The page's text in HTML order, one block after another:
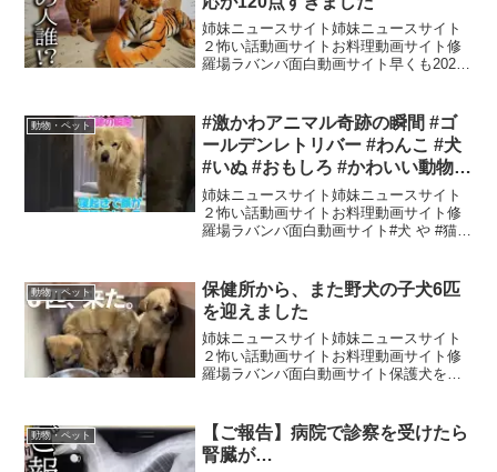
姉妹ニュースサイト姉妹ニュースサイト
２怖い話動画サイトお料理動画サイト修
羅場ラバンバ面白動画サイト早くも2026
手帳はもちろん、今回は素敵なステッカ
ーや使いやすいボール...
動物・ペット
#激かわアニマル奇跡の瞬間 #ゴ
ールデンレトリバー #わんこ #犬
#いぬ #おもしろ #かわいい動物 #
かわいい #shorts
姉妹ニュースサイト姉妹ニュースサイト
２怖い話動画サイトお料理動画サイト修
羅場ラバンバ面白動画サイト#犬 や #猫
供 たちの「 #激かわキッズ奇跡の瞬間 」
を...
動物・ペット
保健所から、また野犬の子犬6匹
を迎えました
姉妹ニュースサイト姉妹ニュースサイト
２怖い話動画サイトお料理動画サイト修
羅場ラバンバ面白動画サイト保護犬を家
犬の子犬ひかりっこ６匹物語、保護1日目
の動画日記（Vlog）...
動物・ペット
【ご報告】病院で診察を受けたら
腎臓が…